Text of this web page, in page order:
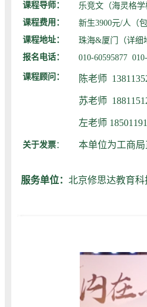
课程导师：
乐竞文（海灵格学
课程费用：
新生3900元/人（
课程地址：
珠海&厦门（详细
报名电话：
010-60595877
课程顾问： 陈老师
苏老师
左老师
关于发票： 本单位为工商
服务单位： 北京修思达教育科